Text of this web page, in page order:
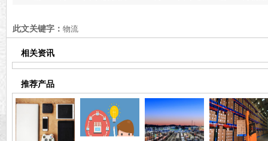
此文关键字： 物流
相关资讯
推荐产品